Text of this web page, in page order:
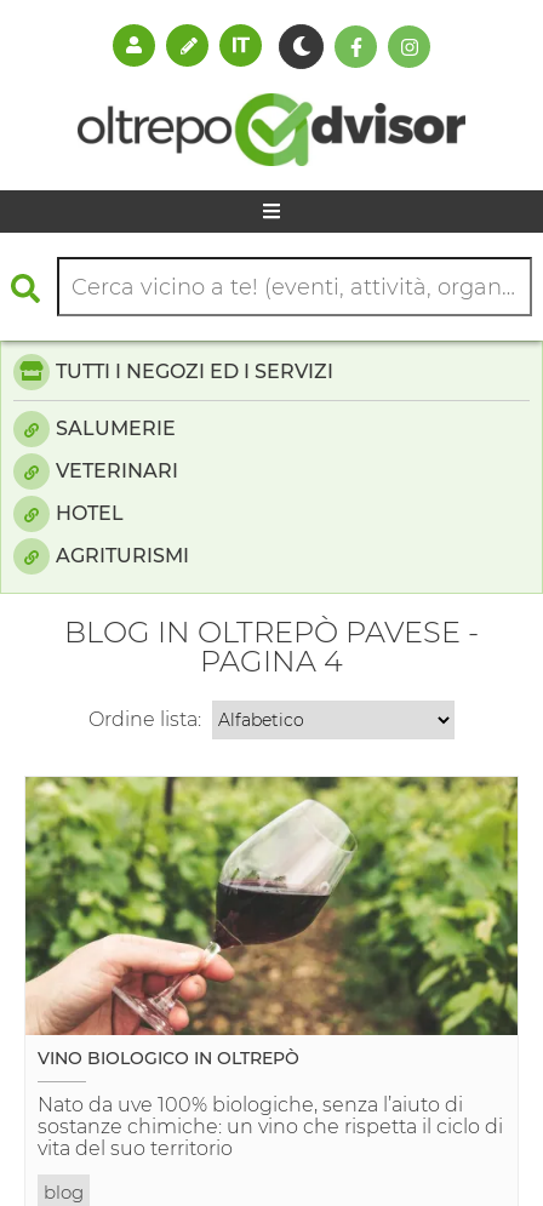
TUTTI I NEGOZI ED I SERVIZI
SALUMERIE
VETERINARI
HOTEL
AGRITURISMI
BLOG IN OLTREPÒ PAVESE -
PAGINA 4
Ordine lista:
VINO BIOLOGICO IN OLTREPÒ
Nato da uve 100% biologiche, senza l’aiuto di
sostanze chimiche: un vino che rispetta il ciclo di
vita del suo territorio
blog